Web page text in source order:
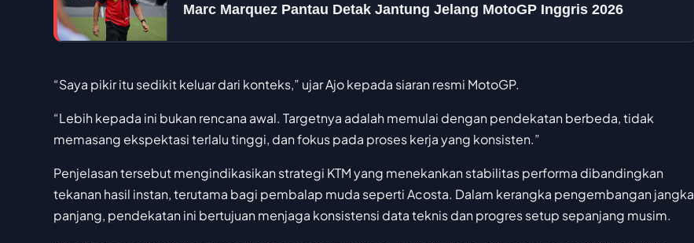
Marc Marquez Pantau Detak Jantung Jelang MotoGP Inggris 2026
“Saya pikir itu sedikit keluar dari konteks,” ujar Ajo kepada siaran resmi MotoGP.
“Lebih kepada ini bukan rencana awal. Targetnya adalah memulai dengan pendekatan berbeda, tidak
memasang ekspektasi terlalu tinggi, dan fokus pada proses kerja yang konsisten.”
Penjelasan tersebut mengindikasikan strategi KTM yang menekankan stabilitas performa dibandingkan
tekanan hasil instan, terutama bagi pembalap muda seperti Acosta. Dalam kerangka pengembangan jangka
panjang, pendekatan ini bertujuan menjaga konsistensi data teknis dan progres setup sepanjang musim.